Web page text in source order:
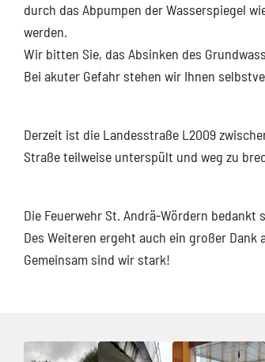
durch das Abpumpen der Wasserspiegel
werden.
Wir bitten Sie, das Absinken des
Bei akuter Gefahr stehen wir Ihnen
Derzeit ist die Landesstraße L2009
Straße teilweise unterspült und weg zu
Die Feuerwehr St. Andrä-Wördern
Des Weiteren ergeht auch ein großer
Gemeinsam sind wir stark!